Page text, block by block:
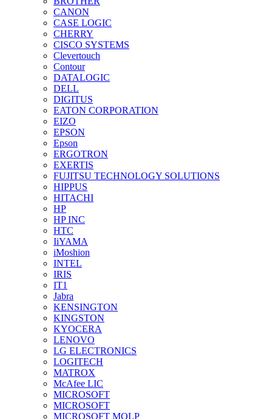
CANON
CASE LOGIC
CHERRY
CISCO SYSTEMS
Clevertouch
Contour
DATALOGIC
DELL
DIGITUS
EATON CORPORATION
EIZO
EPSON
Epson
ERGOTRON
EXERTIS
FUJITSU TECHNOLOGY SOLUTIONS
HIPPUS
HITACHI
HP
HP INC
HTC
IiYAMA
iMoshion
INTEL
IRIS
IT1
Jabra
KENSINGTON
KINGSTON
KYOCERA
LENOVO
LG ELECTRONICS
LOGITECH
MATROX
McAfee LIC
MICROSOFT
MICROSOFT
MICROSOFT MOLP